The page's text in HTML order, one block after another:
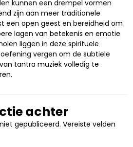
kunnen een drempel vormen
zijn aan meer traditionele
een open geest en bereidheid om
lagen van betekenis en emotie
liggen in deze spirituele
vergen om de subtiele
tantra muziek volledig te
achter
gepubliceerd. Vereiste velden